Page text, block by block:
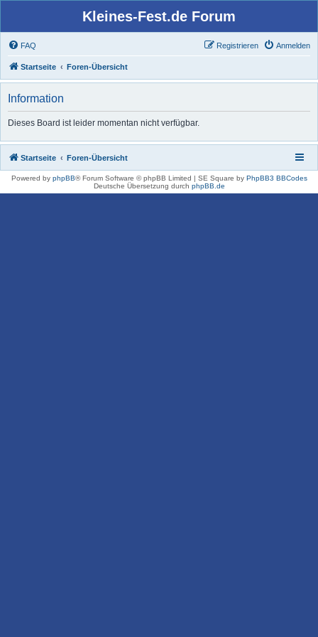
Kleines-Fest.de Forum
FAQ Anmelden
Registrieren
Startseite Foren-Übersicht
Information
Dieses Board ist leider momentan nicht verfügbar.
Startseite Foren-Übersicht
Powered by phpBB® Forum Software © phpBB Limited | SE Square by PhpBB3 BBCodes
Deutsche Übersetzung durch phpBB.de